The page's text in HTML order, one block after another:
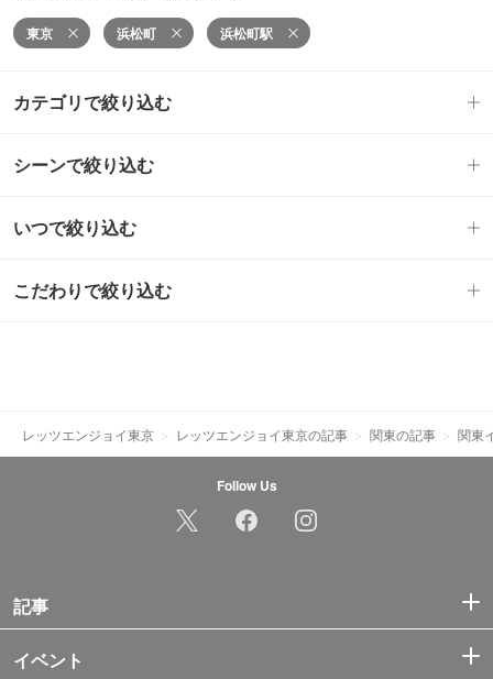
東京 浜松町 浜松町駅
カテゴリで絞り込む
シーンで絞り込む
いつで絞り込む
こだわりで絞り込む
レッツエンジョイ東京 レッツエンジョイ東京の記事 関東の記事 関東
Follow Us
記事
イベント